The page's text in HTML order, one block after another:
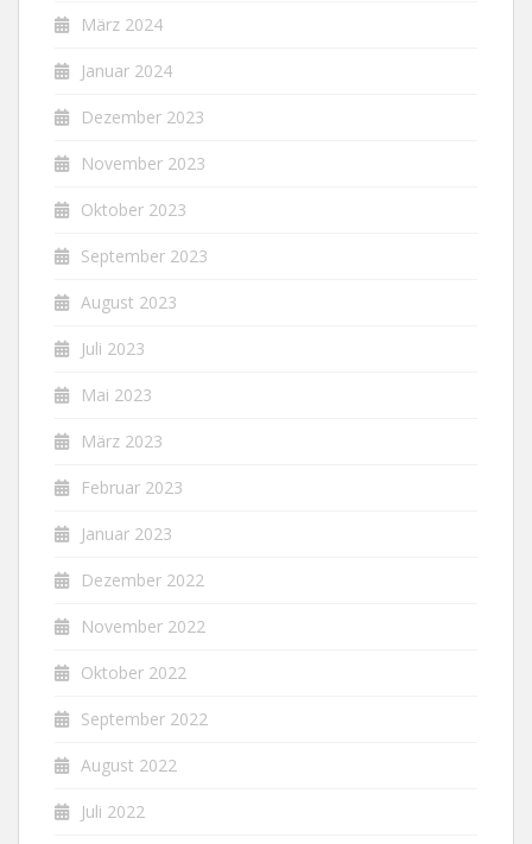
März 2024
Januar 2024
Dezember 2023
November 2023
Oktober 2023
September 2023
August 2023
Juli 2023
Mai 2023
März 2023
Februar 2023
Januar 2023
Dezember 2022
November 2022
Oktober 2022
September 2022
August 2022
Juli 2022